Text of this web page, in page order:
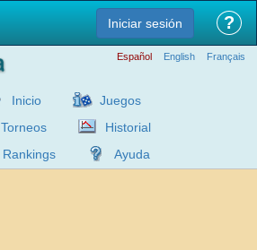
Iniciar sesión ?
Español English Français
Inicio
Juegos
Torneos
Historial
Rankings
Ayuda